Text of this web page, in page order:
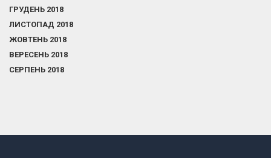
ГРУДЕНЬ 2018
ЛИСТОПАД 2018
ЖОВТЕНЬ 2018
ВЕРЕСЕНЬ 2018
СЕРПЕНЬ 2018